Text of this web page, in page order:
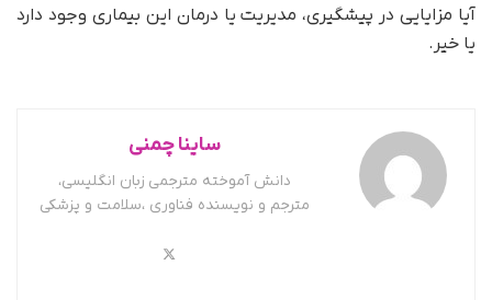
آیا مزایایی در پیشگیری، مدیریت یا درمان این بیماری وجود دارد
یا خیر.
ساینا چمنی
دانش آموخته مترجمی زبان انگلیسی،
مترجم و نویسنده فناوری ،سلامت و پزشکی